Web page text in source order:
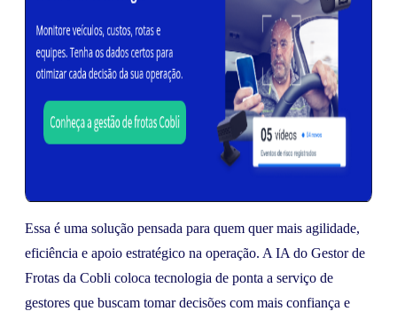
Essa é uma solução pensada para quem quer mais agilidade,
eficiência e apoio estratégico na operação. A IA do Gestor de
Frotas da Cobli coloca tecnologia de ponta a serviço de
gestores que buscam tomar decisões com mais confiança e